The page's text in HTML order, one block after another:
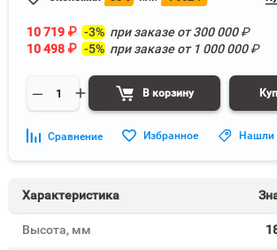
10 719 ₽ -3% при заказе от300 000₽
10 498 ₽ -5% при заказе от 1 000 000₽
В корзину
Сравнение Избранное Нашли
Характеристика
Высота, мм